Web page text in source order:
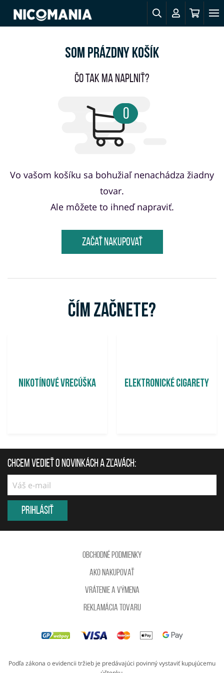
Som prázdny košík
Čo tak ma naplniť?
0
Vo vašom košíku sa bohužiaľ nenachádza žiadny
tovar.
Ale môžete to ihneď napraviť.
Začať nakupovať
Čím začnete?
Nikotínové vrecúška Elektronické cigarety
Chcem vedieť o novinkách a zľavách:
Prihlásiť
Obchodné podmienky
Ako nakupovať
Vrátenie a výmena
reklamácia tovaru
Podľa zákona o evidencii tržieb je predávajúci povinný vystaviť kupujúcemu